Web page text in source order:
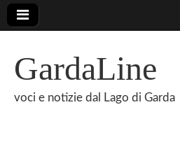
GardaLine
voci e notizie dal Lago di Garda